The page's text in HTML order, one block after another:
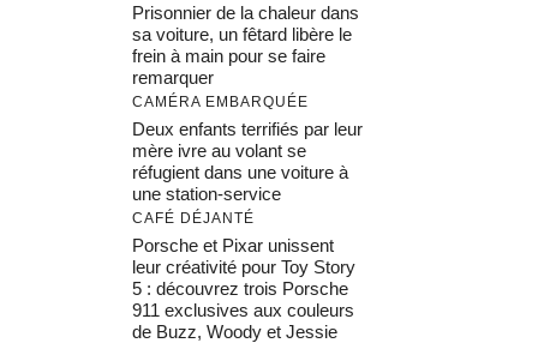
Prisonnier de la chaleur dans
sa voiture, un fêtard libère le
frein à main pour se faire
remarquer
CAMÉRA EMBARQUÉE
Deux enfants terrifiés par leur
mère ivre au volant se
réfugient dans une voiture à
une station-service
CAFÉ DÉJANTÉ
Porsche et Pixar unissent
leur créativité pour Toy Story
5 : découvrez trois Porsche
911 exclusives aux couleurs
de Buzz, Woody et Jessie